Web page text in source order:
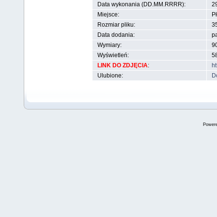
Data wykonania (DD.MM.RRRR):
Miejsce:
Rozmiar pliku:
Data dodania:
Wymiary:
Wyświetleń:
LINK DO ZDJĘCIA:
Ulubione: